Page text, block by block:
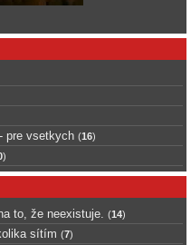
pre vsetkych (16)
)
to, že neexistuje. (14)
sítím (7)